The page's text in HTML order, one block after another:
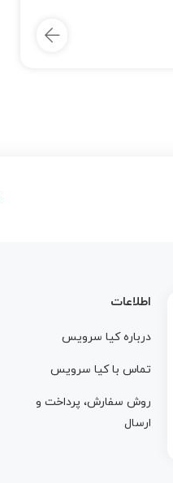
اطلاعات
درباره کيا سرويس
تماس با کيا سرويس
روش سفارش، پرداخت و
ارسال